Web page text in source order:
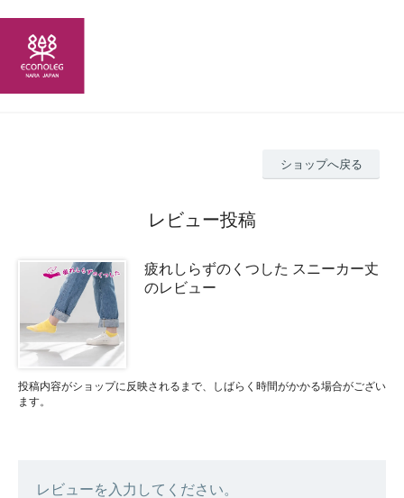
ショップへ戻る
レビュー投稿
疲れしらずのくつした スニーカー丈
のレビュー
投稿内容がショップに反映されるまで、しばらく時間がかかる場合がござい
ます。
レビューを入力してください。